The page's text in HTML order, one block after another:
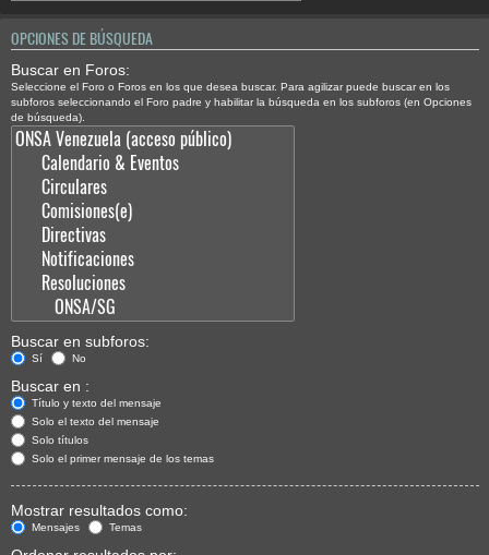
OPCIONES DE BÚSQUEDA
Buscar en Foros:
Seleccione el Foro o Foros en los que desea buscar. Para agilizar puede buscar en los
subforos seleccionando el Foro padre y habilitar la búsqueda en los subforos (en Opciones
de búsqueda).
Buscar en subforos:
Sí No
Buscar en :
Título y texto del mensaje
Solo el texto del mensaje
Solo títulos
Solo el primer mensaje de los temas
Mostrar resultados como:
Mensajes Temas